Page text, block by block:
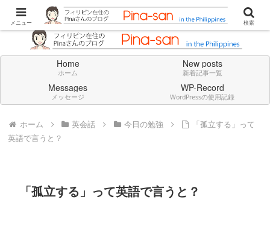
Don't think deeply. Feel always in English.
Home
ホーム
New posts
新着記事一覧
Messages
メッセージ
WP-Record
WordPressの使用記録
ホーム 英会話 今日の勉強
「孤立する」って
英語で言うと？
「孤立する」って英語で言うと？
メニュー 検索